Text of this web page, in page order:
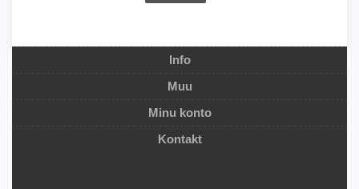
Info
Muu
Minu konto
Kontakt